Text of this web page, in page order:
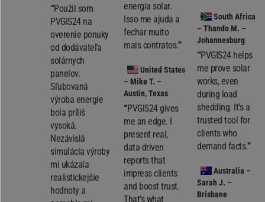
“'Použil som
PVGIS24 na
overenie ponuky
od dodávateľa
solárnych
panelov.
Sľubovaná
výroba energie
bola príliš
vysoká.
Nezávislá
simulácia výroby
mi ukázala
realistickejšie
hodnoty a
energia solar.
Isso me ajuda a
fechar muito
mais contratos.'”
United States
– Mike T. –
Austin, Texas
“'PVGIS24 gives
me an edge. I
present real,
data-driven
reports that
impress clients
and boost trust.
That’s what
South Africa
– Thando M. –
Johannesburg
“'PVGIS24 helps
me prove solar
works, even
during load
shedding. It’s a
trusted tool for
clients who
demand facts.'”
Australia –
Sarah J. –
Brisbane